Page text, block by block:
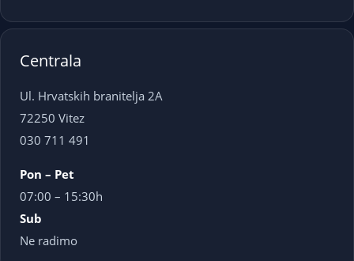
Centrala
Ul. Hrvatskih branitelja 2A
72250 Vitez
030 711 491
Pon – Pet
07:00 – 15:30h
Sub
Ne radimo